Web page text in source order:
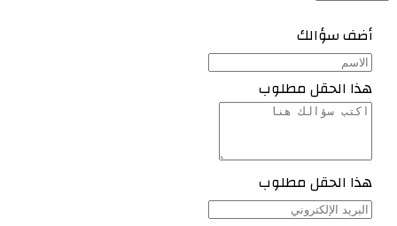
أضف سؤالك
هذا الحقل مطلوب
هذا الحقل مطلوب